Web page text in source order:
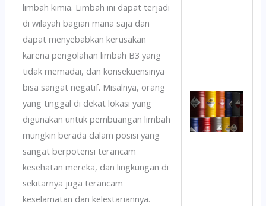
limbah kimia. Limbah ini dapat terjadi
di wilayah bagian mana saja dan
dapat menyebabkan kerusakan
karena pengolahan limbah B3 yang
tidak memadai, dan konsekuensinya
bisa sangat negatif. Misalnya, orang
yang tinggal di dekat lokasi yang
digunakan untuk pembuangan limbah
mungkin berada dalam posisi yang
sangat berpotensi terancam
kesehatan mereka, dan lingkungan di
sekitarnya juga terancam
keselamatan dan kelestariannya.